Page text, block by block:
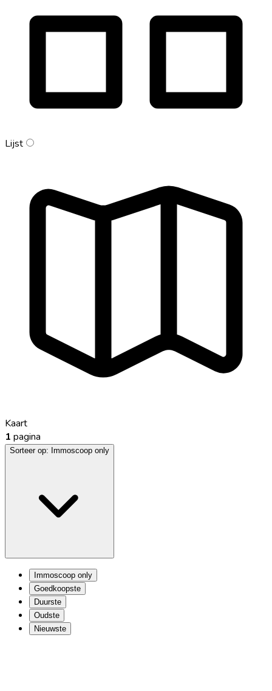
Lijst
Kaart
1 pagina
Sorteer op: Immoscoop only
Immoscoop only
Goedkoopste
Duurste
Oudste
Nieuwste